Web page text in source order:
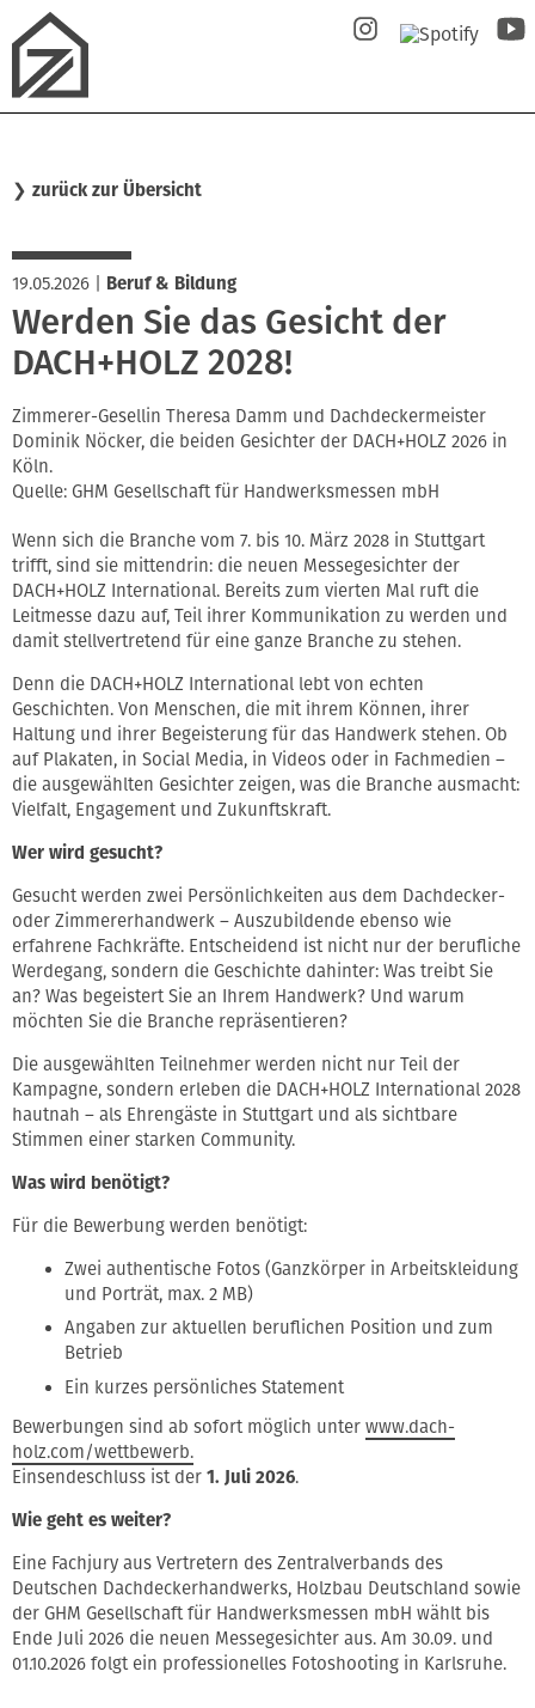
❯ zurück zur Übersicht
19.05.2026 Beruf & Bildung
Werden Sie das Gesicht der
DACH+HOLZ 2028!
Zimmerer-Gesellin Theresa Damm und Dachdeckermeister
Dominik Nöcker, die beiden Gesichter der DACH+HOLZ 2026 in
Köln.
Quelle: GHM Gesellschaft für Handwerksmessen mbH
Wenn sich die Branche vom 7. bis 10. März 2028 in Stuttgart
trifft, sind sie mittendrin: die neuen Messegesichter der
DACH+HOLZ International. Bereits zum vierten Mal ruft die
Leitmesse dazu auf, Teil ihrer Kommunikation zu werden und
damit stellvertretend für eine ganze Branche zu stehen.
Denn die DACH+HOLZ International lebt von echten
Geschichten. Von Menschen, die mit ihrem Können, ihrer
Haltung und ihrer Begeisterung für das Handwerk stehen. Ob
auf Plakaten, in Social Media, in Videos oder in Fachmedien –
die ausgewählten Gesichter zeigen, was die Branche ausmacht:
Vielfalt, Engagement und Zukunftskraft.
Wer wird gesucht?
Gesucht werden zwei Persönlichkeiten aus dem Dachdecker-
oder Zimmererhandwerk – Auszubildende ebenso wie
erfahrene Fachkräfte. Entscheidend ist nicht nur der berufliche
Werdegang, sondern die Geschichte dahinter: Was treibt Sie
an? Was begeistert Sie an Ihrem Handwerk? Und warum
möchten Sie die Branche repräsentieren?
Die ausgewählten Teilnehmer werden nicht nur Teil der
Kampagne, sondern erleben die DACH+HOLZ International 2028
hautnah – als Ehrengäste in Stuttgart und als sichtbare
Stimmen einer starken Community.
Was wird benötigt?
Für die Bewerbung werden benötigt:
Zwei authentische Fotos (Ganzkörper in Arbeitskleidung
und Porträt, max. 2 MB)
Angaben zur aktuellen beruflichen Position und zum
Betrieb
Ein kurzes persönliches Statement
Bewerbungen sind ab sofort möglich unter www.dach-
holz.com/wettbewerb.
Einsendeschluss ist der 1. Juli 2026.
Wie geht es weiter?
Eine Fachjury aus Vertretern des Zentralverbands des
Deutschen Dachdeckerhandwerks, Holzbau Deutschland sowie
der GHM Gesellschaft für Handwerksmessen mbH wählt bis
Ende Juli 2026 die neuen Messegesichter aus. Am 30.09. und
01.10.2026 folgt ein professionelles Fotoshooting in Karlsruhe.